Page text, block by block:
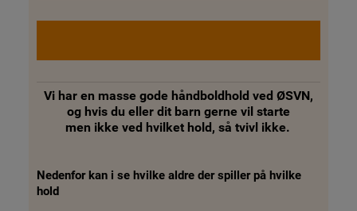
Vi har en masse gode håndboldhold ved ØSVN,
og hvis du eller dit barn gerne vil starte
men ikke ved hvilket hold, så tvivl ikke.
Nedenfor kan i se hvilke aldre der spiller på hvilke
hold